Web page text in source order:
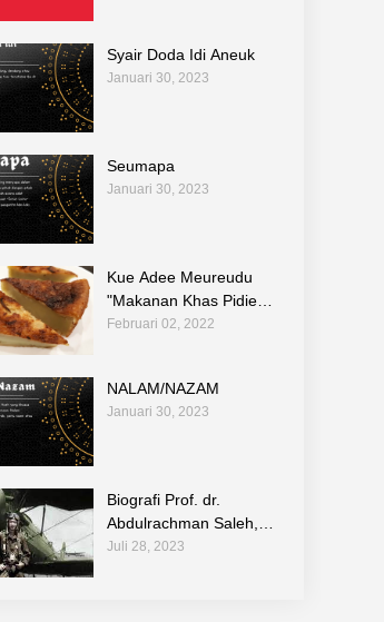
Teknologi Warisan
Leluhur"
Syair Doda Idi Aneuk
Januari 30, 2023
Seumapa
Januari 30, 2023
Kue Adee Meureudu
"Makanan Khas Pidie
Jaya"
Februari 02, 2022
NALAM/NAZAM
Januari 30, 2023
Biografi Prof. dr.
Abdulrachman Saleh,
Sp.F (1 Juli 1909 – 29
Juli 28, 2023